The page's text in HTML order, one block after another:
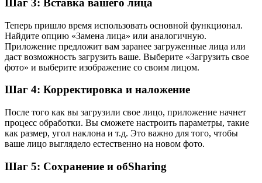
Шаг 3: Вставка вашего лица
Теперь пришло время использовать основной функционал.
Найдите опцию «Замена лица» или аналогичную.
Приложение предложит вам заранее загруженные лица или
даст возможность загрузить ваше. Выберите «Загрузить свое
фото» и выберите изображение со своим лицом.
Шаг 4: Корректировка и наложение
После того как вы загрузили свое лицо, приложение начнет
процесс обработки. Вы сможете настроить параметры, такие
как размер, угол наклона и т.д. Это важно для того, чтобы
ваше лицо выглядело естественно на новом фото.
Шаг 5: Сохранение и обSharing